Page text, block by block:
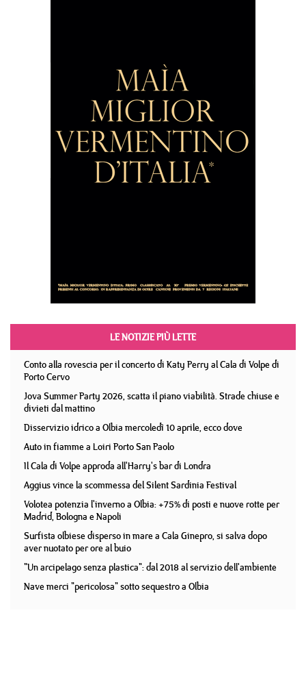
LE NOTIZIE PIÙ LETTE
Conto alla rovescia per il concerto di Katy Perry al Cala di Volpe di
Porto Cervo
Jova Summer Party 2026, scatta il piano viabilità. Strade chiuse e
divieti dal mattino
Disservizio idrico a Olbia mercoledì 10 aprile, ecco dove
Auto in fiamme a Loiri Porto San Paolo
Il Cala di Volpe approda all'Harry's bar di Londra
Aggius vince la scommessa del Silent Sardinia Festival
Volotea potenzia l'inverno a Olbia: +75% di posti e nuove rotte per
Madrid, Bologna e Napoli
Surfista olbiese disperso in mare a Cala Ginepro, si salva dopo
aver nuotato per ore al buio
"Un arcipelago senza plastica": dal 2018 al servizio dell'ambiente
Nave merci "pericolosa" sotto sequestro a Olbia